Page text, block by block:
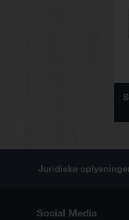
Juridiske
Social Media